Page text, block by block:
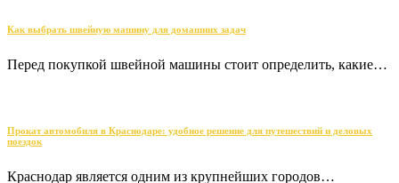
Как выбрать швейную машину для домашних задач
Перед покупкой швейной машины стоит определить, какие…
Прокат автомобиля в Краснодаре: удобное решение для путешествий и деловых
поездок
Краснодар является одним из крупнейших городов…